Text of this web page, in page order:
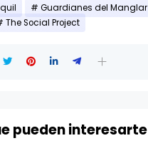
Guardianes del Manglar
The Social Project
pueden interesarte